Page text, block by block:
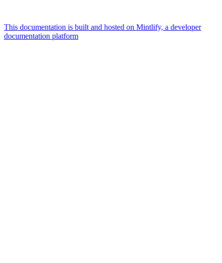
This documentation is built and hosted on Mintlify, a developer
documentation platform